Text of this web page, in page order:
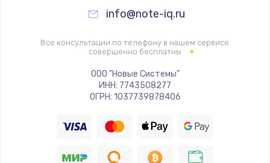
Замена жесткого диска
660 руб.
Заказать
Установка драйверов
725 руб.
1400 руб.
info@note-iq.ru
Все консультации по телефону в нашем сервисе
совершенно бесплатны
ООО "Новые Системы"
ИНН: 7743508277
ОГРН: 1037739878406